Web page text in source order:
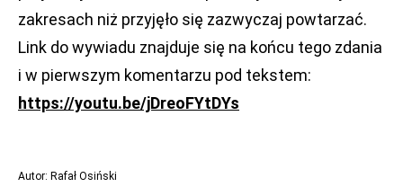
zakresach niż przyjęło się zazwyczaj powtarzać.
Link do wywiadu znajduje się na końcu tego zdania
i w pierwszym komentarzu pod tekstem:
https://youtu.be/jDreoFYtDYs
Autor: Rafał Osiński